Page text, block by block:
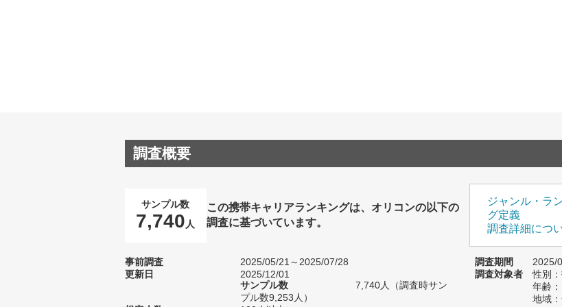
調査概要
サンプル数
7,740 人
この携帯キャリアランキングは、オリコンの以下の
調査に基づいています。
ジャンル・ラ
グ定義
調査詳細につ
事前調査
2025/05/21～2025/07/28
更新日
2025/12/01
サンプル数
7,740人（調査時サン
プル数9,253人）
調査期間
2025/
調査対象者
性別
年齢
地域